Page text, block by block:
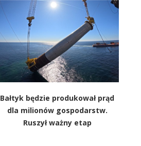
Bałtyk będzie produkował prąd
dla milionów gospodarstw.
Ruszył ważny etap